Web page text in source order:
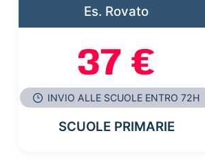
Es. Rovato
37 €
INVIO ALLE SCUOLE ENTRO 72H
SCUOLE PRIMARIE